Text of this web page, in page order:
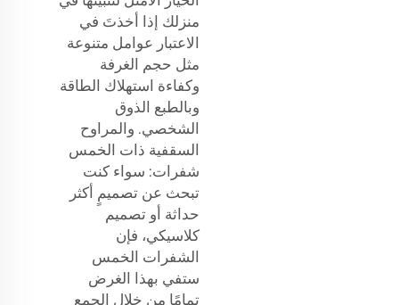
منزلك إذا أخذتَ في
الاعتبار عوامل متنوعة
مثل حجم الغرفة
وكفاءة استهلاك الطاقة
وبالطبع الذوق
الشخصي. والمراوح
السقفية ذات الخمس
شفرات: سواء كنت
تبحث عن تصميمٍ أكثر
حداثة أو تصميم
كلاسيكي، فإن
الشفرات الخمس
ستفي بهذا الغرض
تمامًا من خلال الجمع